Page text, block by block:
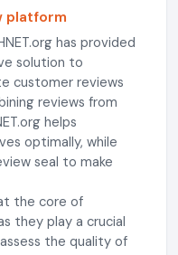
platform
has provided
solution to
customer reviews
reviews from
helps
optimally, while
seal to make
the core of
they play a crucial
the quality of